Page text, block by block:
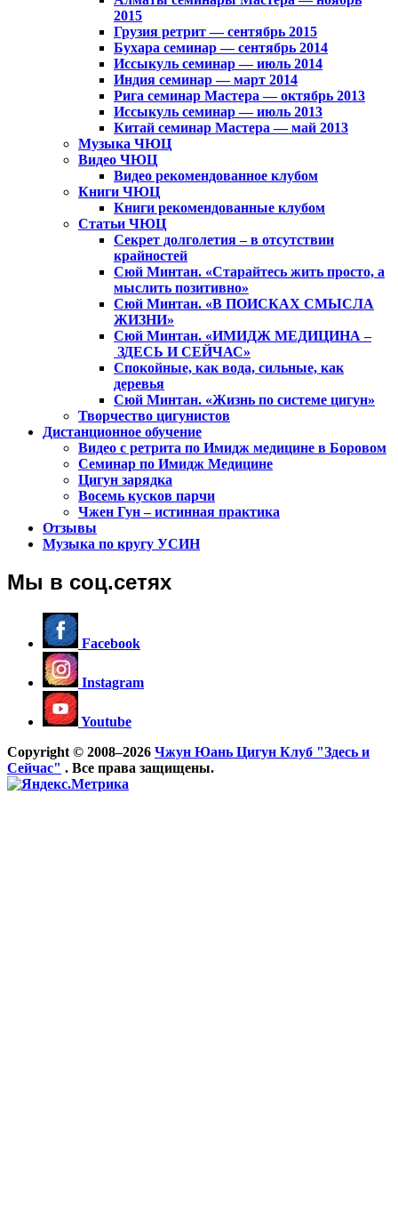
2015
Грузия ретрит — сентябрь 2015
Бухара семинар — сентябрь 2014
Иссыкуль семинар — июль 2014
Индия семинар — март 2014
Рига семинар Мастера — октябрь 2013
Иссыкуль семинар — июль 2013
Китай семинар Мастера — май 2013
Музыка ЧЮЦ
Видео ЧЮЦ
Видео рекомендованное клубом
Книги ЧЮЦ
Книги рекомендованные клубом
Статьи ЧЮЦ
Секрет долголетия – в отсутствии
крайностей
Сюй Минтан. «Старайтесь жить просто, а
мыслить позитивно»
Сюй Минтан. «В ПОИСКАХ СМЫСЛА
ЖИЗНИ»
Сюй Минтан. «ИМИДЖ МЕДИЦИНА –
ЗДЕСЬ И СЕЙЧАС»
Спокойные, как вода, сильные, как
деревья
Сюй Минтан. «Жизнь по системе цигун»
Творчество цигунистов
Дистанционное обучение
Видео с ретрита по Имидж медицине в Боровом
Семинар по Имидж Медицине
Цигун зарядка
Восемь кусков парчи
Чжен Гун – истинная практика
Отзывы
Музыка по кругу УСИН
Мы в соц.сетях
Facebook
Instagram
Youtube
Copyright © 2008–2026 Чжун Юань Цигун Клуб "Здесь и
Сейчас" . Все права защищены.